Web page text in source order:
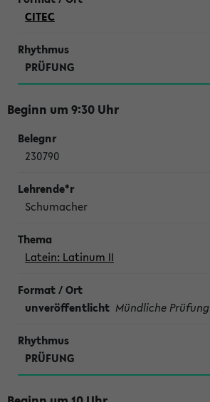
CITEC
PRÜFUNG
Beginn um 9:30 Uhr
230790
Schumacher
Latein: Latinum II
unveröffentlicht Mündliche Prüfung
PRÜFUNG